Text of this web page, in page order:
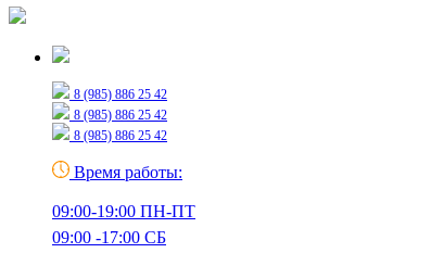
8 (985) 886 25 42
8 (985) 886 25 42
8 (985) 886 25 42
Время работы:
09:00-19:00 ПН-ПТ
09:00 -17:00 СБ